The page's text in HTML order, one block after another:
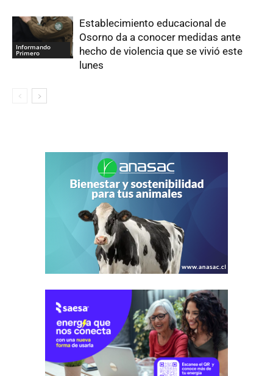
Informando
Primero
Establecimiento educacional de
Osorno da a conocer medidas ante
hecho de violencia que se vivió este
lunes